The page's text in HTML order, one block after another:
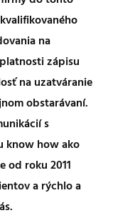
na
zápisu
na uzatváranie
obstarávaní.
s
know how ako
od roku 2011
a rýchlo a